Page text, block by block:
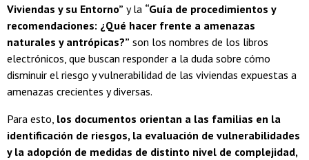
Viviendas y su Entorno” y la “Guía de procedimientos y
recomendaciones: ¿Qué hacer frente a amenazas
naturales y antrópicas?” son los nombres de los libros
electrónicos, que buscan responder a la duda sobre cómo
disminuir el riesgo y vulnerabilidad de las viviendas expuestas a
amenazas crecientes y diversas.
Para esto, los documentos orientan a las familias en la
identificación de riesgos, la evaluación de vulnerabilidades
y la adopción de medidas de distinto nivel de complejidad,